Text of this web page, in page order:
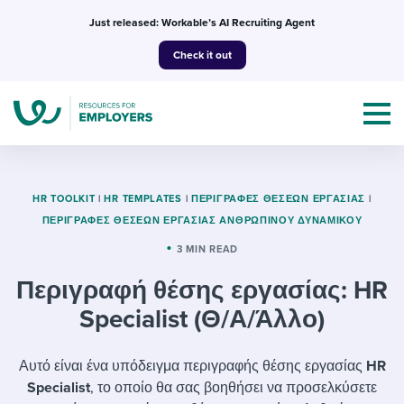
Just released: Workable’s AI Recruiting Agent
Check it out
Topics
Mobilizing AI in my work
Templates & Guides
I WANT...
I’m a jobseeker
Attend webinars & events
HR TOOLKIT | HR TEMPLATES | ΠΕΡΙΓΡΑΦΈΣ ΘΈΣΕΩΝ ΕΡΓΑΣΊΑΣ |
ΠΕΡΙΓΡΑΦΈΣ ΘΈΣΕΩΝ ΕΡΓΑΣΊΑΣ ΑΝΘΡΏΠΙΝΟΥ ΔΥΝΑΜΙΚΟΎ
3 MIN READ
Περιγραφή θέσης εργασίας: HR
Specialist (Θ/Α/Άλλο)
Αυτό είναι ένα υπόδειγμα περιγραφής θέσης εργασίας HR
Specialist, το οποίο θα σας βοηθήσει να προσελκύσετε